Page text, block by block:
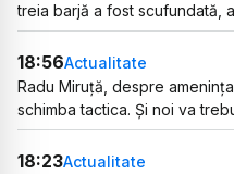
treia barjă a fost scufundată,
18:56Actualitate
Radu Miruță, despre
schimba tactica. Și noi va
18:23Actualitate